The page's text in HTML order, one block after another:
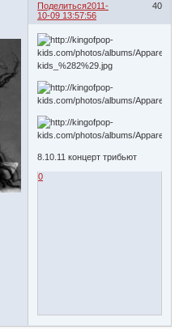
Поделиться 40
2011-
10-09 13:57:56
8.10.11 концерт трибьют
0